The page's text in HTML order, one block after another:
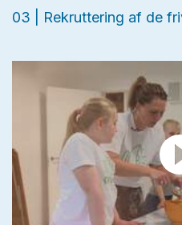
03 | Rekruttering af de